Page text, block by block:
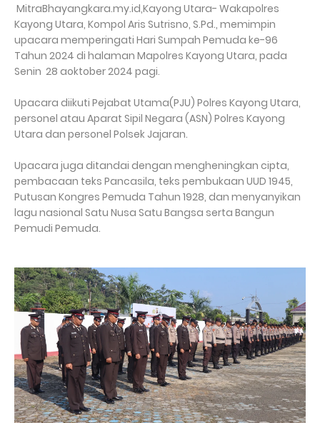
MitraBhayangkara.my.id,Kayong Utara- Wakapolres
Kayong Utara, Kompol Aris Sutrisno, S.Pd., memimpin
upacara memperingati Hari Sumpah Pemuda ke-96
Tahun 2024 di halaman Mapolres Kayong Utara, pada
Senin 28 aoktober 2024 pagi.
Upacara diikuti Pejabat Utama(PJU) Polres Kayong Utara,
personel atau Aparat Sipil Negara (ASN) Polres Kayong
Utara dan personel Polsek Jajaran.
Upacara juga ditandai dengan mengheningkan cipta,
pembacaan teks Pancasila, teks pembukaan UUD 1945,
Putusan Kongres Pemuda Tahun 1928, dan menyanyikan
lagu nasional Satu Nusa Satu Bangsa serta Bangun
Pemudi Pemuda.